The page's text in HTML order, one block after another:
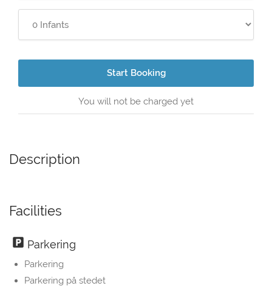
Start Booking
You will not be charged yet
Description
Facilities
Parkering
Parkering
Parkering på stedet